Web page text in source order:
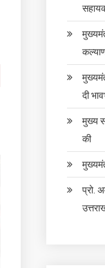
दी
मुख्य
की
प्रो.